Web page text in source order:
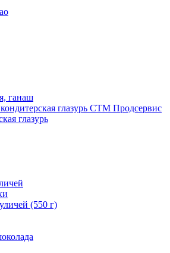
ганаш
глазурь СТМ Продсервис
глазурь
(550 г)